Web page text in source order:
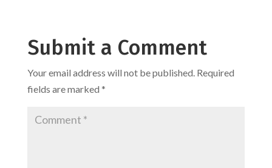
Submit a Comment
Your email address will not be published. Required
fields are marked *